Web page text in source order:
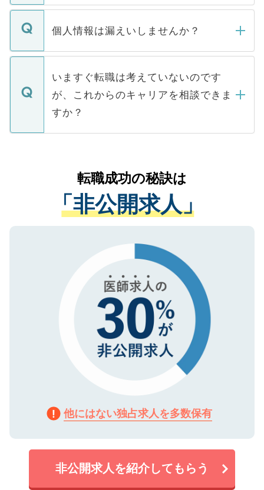
ません。
■応募殺到を避けるため 人気のある医療機
関を公にしてしまうと、応募が殺到する場
に、医療機関が求める条件に合った人材の
みを人材紹介会社に依頼するケースが増え
ています。
転職・入職を強要することは一切ありませ
ん。また、仮に応募先から内定をいただい
定を承諾する必要はありません。内定先へ
の辞退の連絡はキャリアパートナーが行い
個人情報は漏えいしませんか？
個人情報が漏えいすることはありませんの
で、ご安心ください。当サイトからの登録
などで収集したご登録者様の個人情報は、
ご本人のキャリアアップおよび転職活動の
支援を目的に使用いたします。お預かりし
ているすべての個人データはご本人の許可
は、個人情報の取り扱いについての厳密な
管理基準を満たした事業者のみに付与され
る、プライバシーマークを取得済みです。
で、機密保持に関してもご安心ください。
いますぐ転職は考えていないのです
が、これからのキャリアを相談できま
すか？
かがいして、現在の医療機関の状況や紹介
経験をまじえながら、適切なアドバイスを
させていただきます。すぐにご転職をされ
ない方には、長期的なサポートが可能です
ので、まずはご登録ください。
転職成功の秘訣は
「非公開求人」
他にはない独占求人を多数保有
非公開求人を紹介してもらう